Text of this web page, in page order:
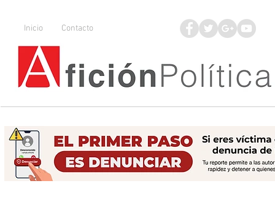
Inicio Contacto